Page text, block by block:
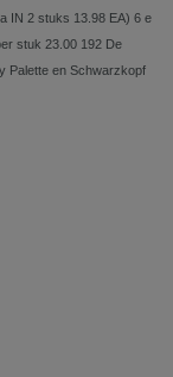
IN 2 stuks 13.98 EA) 6 e
stuk 23.00 192 De
Palette en Schwarzkopf